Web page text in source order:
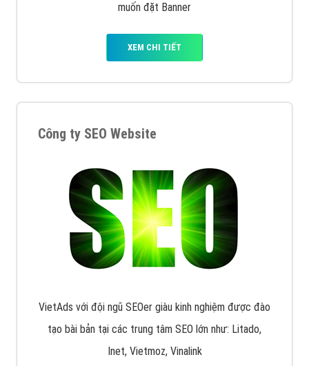
muốn đặt Banner
XEM CHI TIẾT
Công ty SEO Website
VietAds với đội ngũ SEOer giàu kinh nghiệm được đào
tạo bài bản tại các trung tâm SEO lớn như: Litado,
Inet, Vietmoz, Vinalink